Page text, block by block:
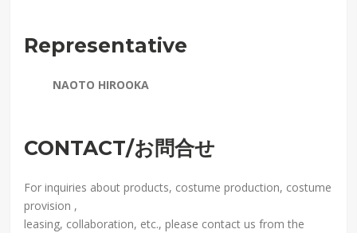
Representative
NAOTO HIROOKA
CONTACT/お問合せ
For inquiries about products, costume production, costume
provision ,
leasing, collaboration, etc., please contact us from the